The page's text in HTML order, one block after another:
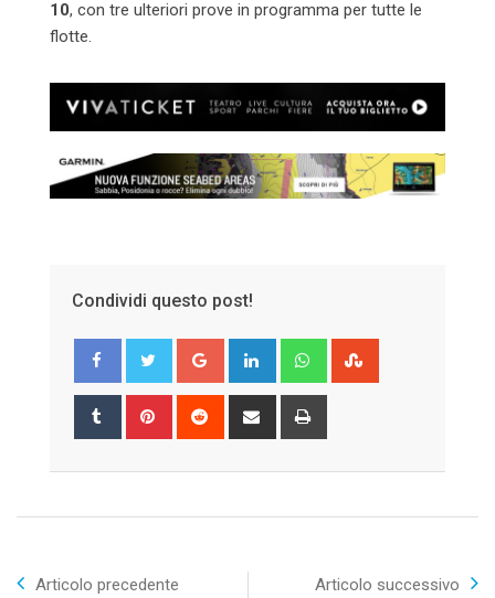
10, con tre ulteriori prove in programma per tutte le
flotte.
Condividi questo post!
Google+ LinkedIn Whatsapp
Tumblr Pinterest Reddit
Share
Articolo precedente Articolo successivo